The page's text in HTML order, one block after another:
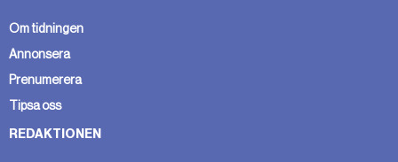
Om tidningen
Annonsera
Prenumerera
Tipsa oss
REDAKTIONEN